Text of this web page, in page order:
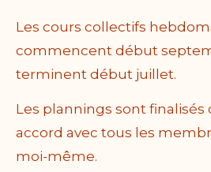
Les cours collectifs
commencent début
terminent début juillet.
Les plannings sont finalisés
accord avec tous les
moi-même.